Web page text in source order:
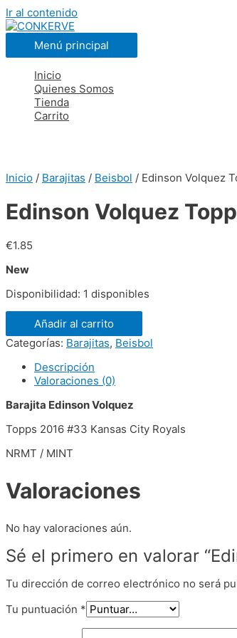
Ir al contenido
Menú principal
Inicio
Quienes Somos
Tienda
Carrito
Inicio / Barajitas / Beisbol / Edinson Volquez
Edinson Volquez
€1.85
New
Disponibilidad: 1 disponibles
Añadir al carrito
Categorías: Barajitas, Beisbol
Descripción
Valoraciones (0)
Barajita Edinson Volquez
Topps 2016 #33 Kansas City Royals
NRMT / MINT
Valoraciones
No hay valoraciones aún.
Sé el primero en valorar
Tu dirección de correo electrónico no será
Tu puntuación *